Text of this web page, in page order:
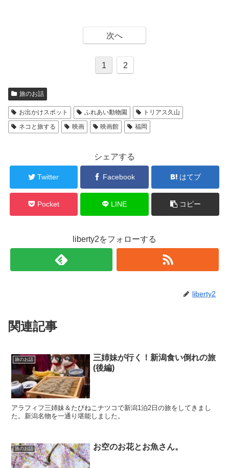
次へ
1 2
旅のお話
お出かけスポット ふれあい動物園
トリアス久山
ネコと旅する
映画 映画館 福岡
シェアする
Twitter Facebook はてブ
Pocket LINE コピー
liberty2をフォローする
liberty2
関連記事
旅のお話
三姉妹が行く！新潟食い倒れの旅
(後編)
アラフィフ三姉妹＆たびねこナツコで新潟1泊2日の旅をしてきまし
た。新潟名物を一通り堪能しました。
旅のお話 お空のお花とお魚さん。